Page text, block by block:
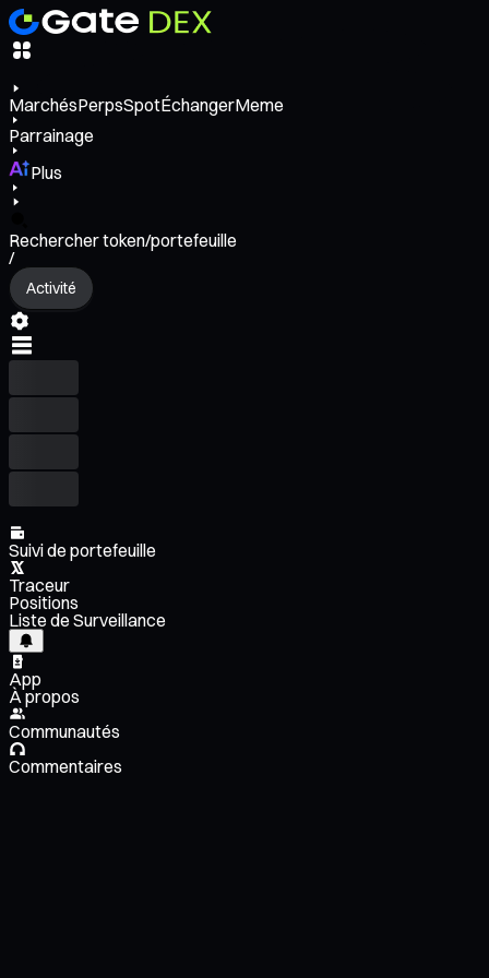
MarchésPerpsSpotÉchangerMeme
Parrainage
Plus
Rechercher token/portefeuille
/
Activité
Suivi de portefeuille
Traceur
Positions
Liste de Surveillance
App
À propos
Communautés
Commentaires